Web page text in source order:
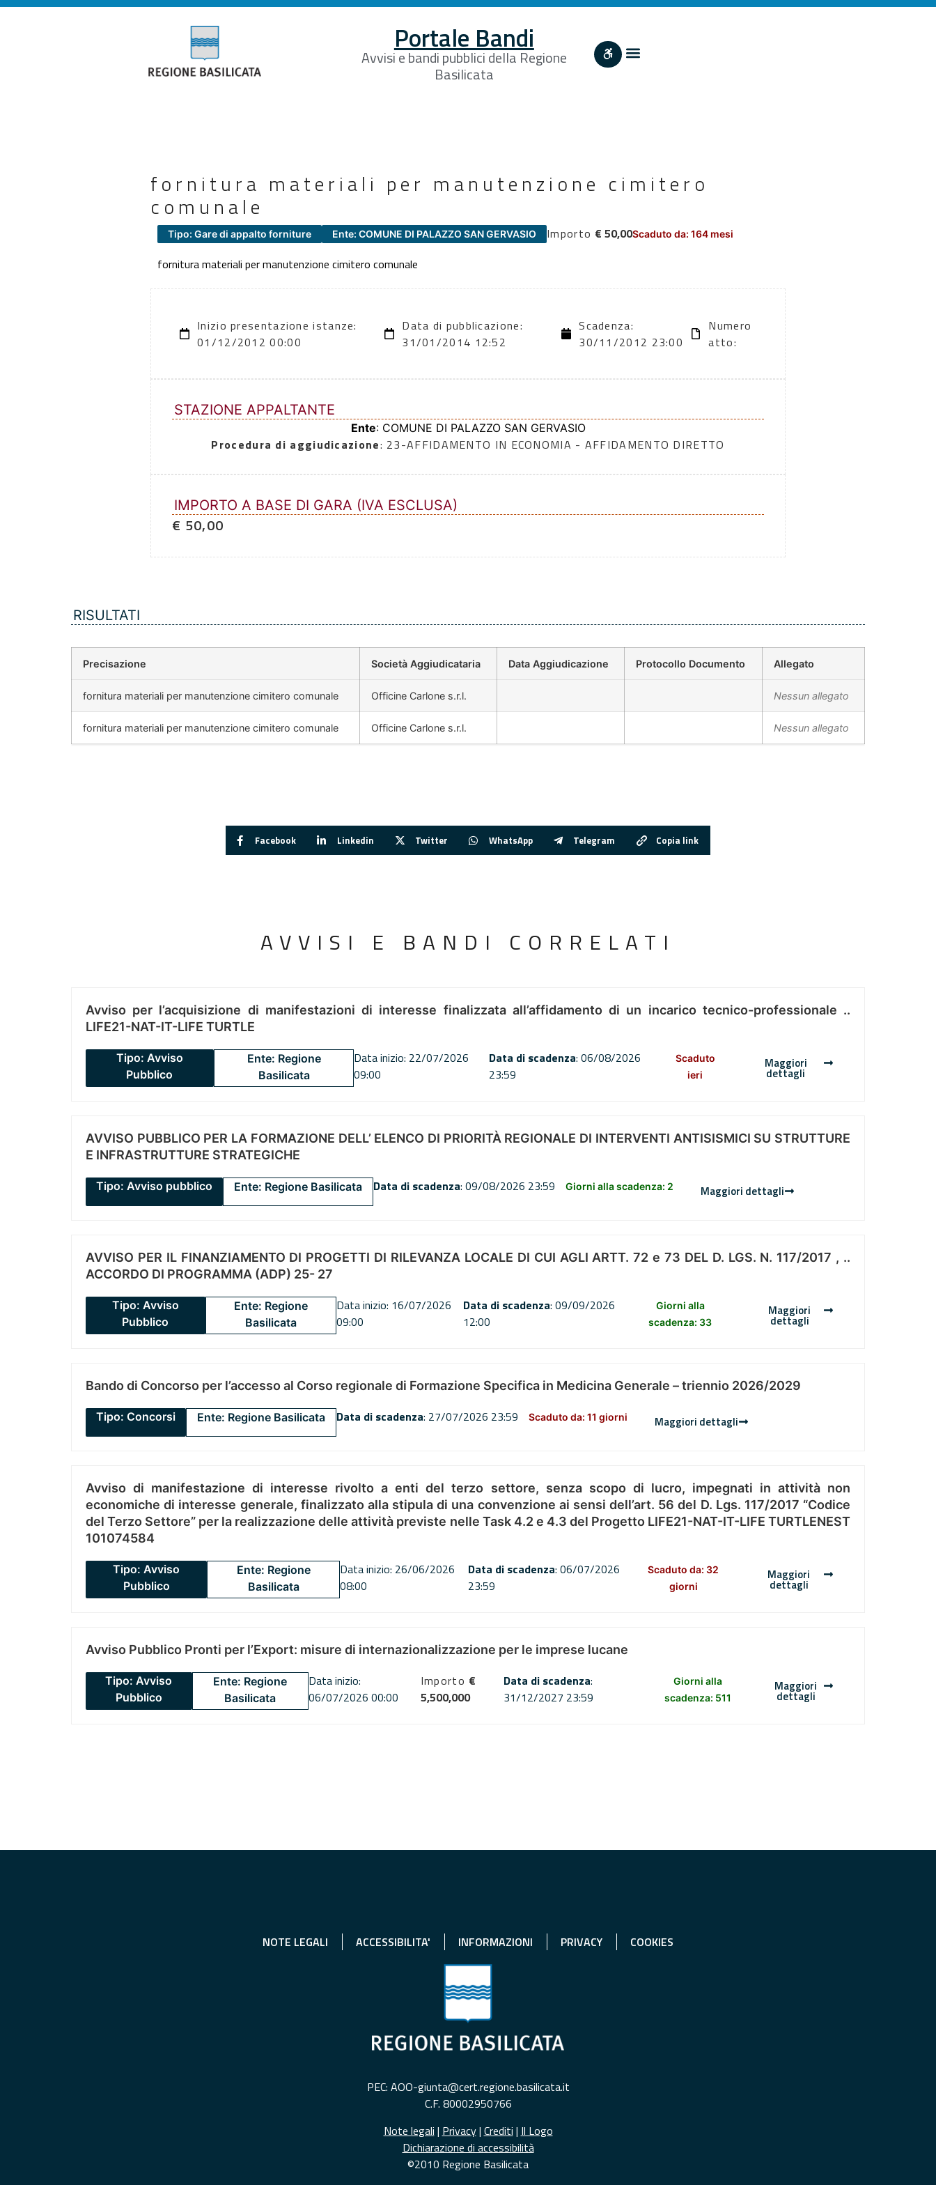
Portale Bandi
Avvisi e bandi pubblici della Regione
Basilicata
fornitura materiali per manutenzione cimitero
comunale
Tipo: Gare di appalto forniture Ente: COMUNE DI PALAZZO SAN GERVASIO Importo € 50,00Scaduto da: 164 mesi
fornitura materiali per manutenzione cimitero comunale
Inizio presentazione istanze:
01/12/2012 00:00
Data di pubblicazione:
31/01/2014 12:52
Scadenza:
30/11/2012 23:00
Numero
atto:
STAZIONE APPALTANTE
Ente: COMUNE DI PALAZZO SAN GERVASIO
Procedura di aggiudicazione: 23-AFFIDAMENTO IN ECONOMIA - AFFIDAMENTO DIRETTO
IMPORTO A BASE DI GARA (IVA ESCLUSA)
€ 50,00
RISULTATI
Precisazione Società Aggiudicataria Data Aggiudicazione Protocollo Documento Allegato
fornitura materiali per manutenzione cimitero comunale Officine Carlone s.r.l. Nessun allegato
fornitura materiali per manutenzione cimitero comunale Officine Carlone s.r.l. Nessun allegato
Facebook Linkedin Twitter WhatsApp Telegram Copia link
AVVISI E BANDI CORRELATI
Avviso per l’acquisizione di manifestazioni di interesse finalizzata all’affidamento di un incarico tecnico-professionale ..
LIFE21-NAT-IT-LIFE TURTLE
Tipo: Avviso
Pubblico
Ente: Regione
Basilicata
Data inizio: 22/07/2026
09:00
Data di scadenza: 06/08/2026
23:59
Scaduto
ieri
Maggiori
dettagli
AVVISO PUBBLICO PER LA FORMAZIONE DELL’ ELENCO DI PRIORITÀ REGIONALE DI INTERVENTI ANTISISMICI SU STRUTTURE
E INFRASTRUTTURE STRATEGICHE
Tipo: Avviso pubblico Ente: Regione Basilicata Data di scadenza: 09/08/2026 23:59 Giorni alla scadenza: 2 Maggiori dettagli
AVVISO PER IL FINANZIAMENTO DI PROGETTI DI RILEVANZA LOCALE DI CUI AGLI ARTT. 72 e 73 DEL D. LGS. N. 117/2017 , ..
ACCORDO DI PROGRAMMA (ADP) 25- 27
Tipo: Avviso
Pubblico
Ente: Regione
Basilicata
Data inizio: 16/07/2026
09:00
Data di scadenza: 09/09/2026
12:00
Giorni alla
scadenza: 33
Maggiori
dettagli
Bando di Concorso per l’accesso al Corso regionale di Formazione Specifica in Medicina Generale – triennio 2026/2029
Tipo: Concorsi Ente: Regione Basilicata Data di scadenza: 27/07/2026 23:59 Scaduto da: 11 giorni Maggiori dettagli
Avviso di manifestazione di interesse rivolto a enti del terzo settore, senza scopo di lucro, impegnati in attività non
economiche di interesse generale, finalizzato alla stipula di una convenzione ai sensi dell’art. 56 del D. Lgs. 117/2017 “Codice
del Terzo Settore” per la realizzazione delle attività previste nelle Task 4.2 e 4.3 del Progetto LIFE21-NAT-IT-LIFE TURTLENEST
101074584
Tipo: Avviso
Pubblico
Ente: Regione
Basilicata
Data inizio: 26/06/2026
08:00
Data di scadenza: 06/07/2026
23:59
Scaduto da: 32
giorni
Maggiori
dettagli
Avviso Pubblico Pronti per l’Export: misure di internazionalizzazione per le imprese lucane
Tipo: Avviso
Pubblico
Ente: Regione
Basilicata
Data inizio:
06/07/2026 00:00
Importo €
5,500,000
Data di scadenza:
31/12/2027 23:59
Giorni alla
scadenza: 511
Maggiori
dettagli
NOTE LEGALI ACCESSIBILITA' INFORMAZIONI PRIVACY COOKIES
PEC: AOO-giunta@cert.regione.basilicata.it
C.F. 80002950766
Note legali | Privacy| Crediti | Il Logo
Dichiarazione di accessibilità
©2010 Regione Basilicata